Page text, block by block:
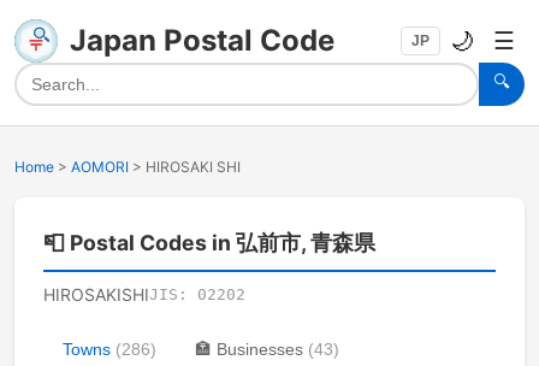
Japan Postal Code
🔍
JP 🌙 ☰
Home > AOMORI > HIROSAKI SHI
📮 Postal Codes in 弘前市, 青森県
HIROSAKISHIJIS: 02202
Towns (286) 🏣 Businesses (43)